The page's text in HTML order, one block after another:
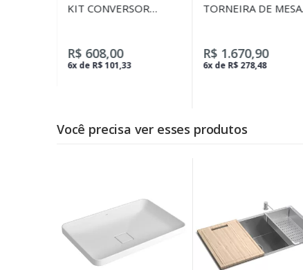
KIT CONVERSOR
R$ 608,00
6x de R$ 101,33
TORNEIRA DE MESA
GOLD
R$ 1.670,90
6x de R$ 278,48
Você precisa ver esses produtos